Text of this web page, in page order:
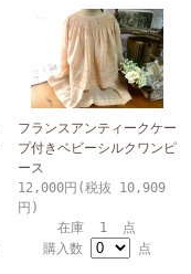
フランスアンティークケー
プ付きベビーシルクワンピ
ース
12,000円(税抜 10,909
円)
在庫 1 点
購入数
点